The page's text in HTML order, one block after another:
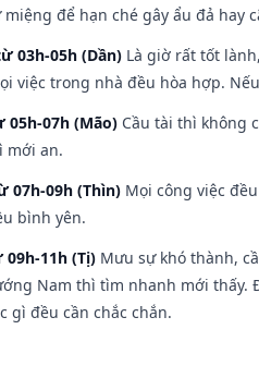
để hạn ché gây ẩu đả hay
03h-05h (Dần) Là giờ rất tốt
việc trong nhà đều hòa hợp.
05h-07h (Mão) Cầu tài thì không
mới an.
07h-09h (Thìn) Mọi công việc
bình yên.
11h (Tị) Mưu sự khó thành,
Nam thì tìm nhanh mới thấy.
gì đều cần chắc chắn.